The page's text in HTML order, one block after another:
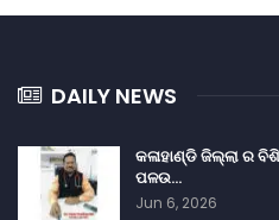
DAILY NEWS
କଳାହାଣ୍ଡି ଜିଲ୍ଲା ର
ପଳଉ…
Jun 6, 2026